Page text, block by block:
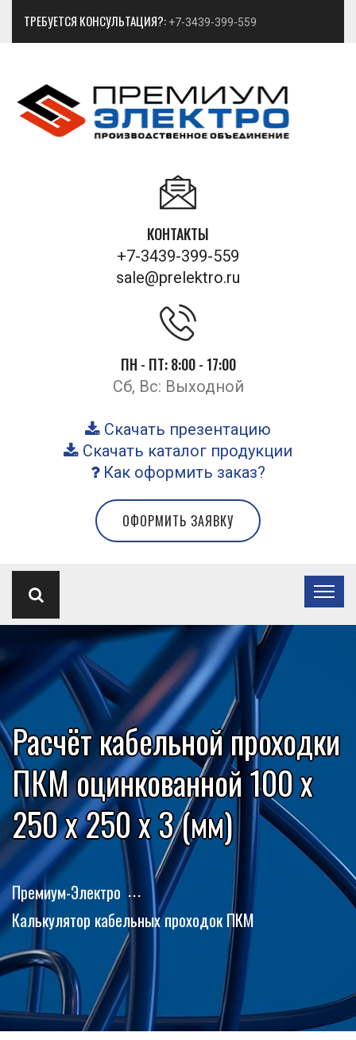
ТРЕБУЕТСЯ КОНСУЛЬТАЦИЯ?: +7-3439-399-559
КОНТАКТЫ
+7-3439-399-559
sale@prelektro.ru
ПН - ПТ: 8:00 - 17:00
Сб, Вс: Выходной
Скачать презентацию
Скачать каталог продукции
Как оформить заказ?
ОФОРМИТЬ ЗАЯВКУ
Расчёт кабельной проходки
ПКМ оцинкованной 100 x
250 x 250 x 3 (мм)
Премиум-Электро
Калькулятор кабельных проходок ПКМ